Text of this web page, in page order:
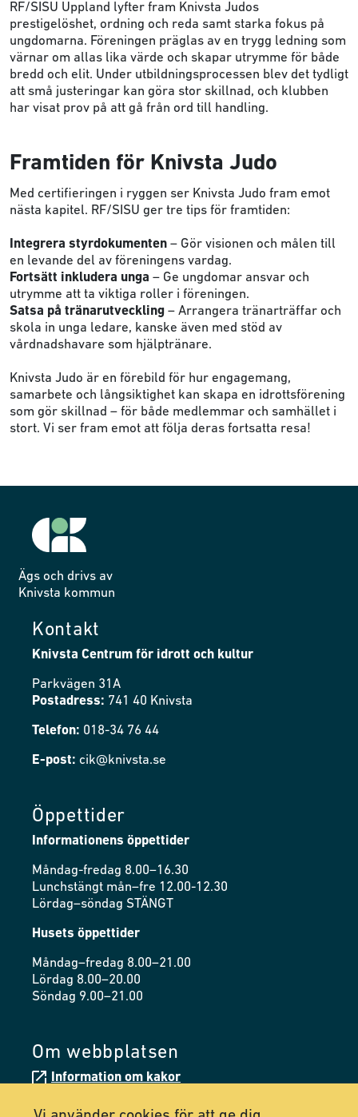
RF/SISU Uppland lyfter fram Knivsta Judos
prestigelöshet, ordning och reda samt starka fokus på
ungdomarna. Föreningen präglas av en trygg ledning som
värnar om allas lika värde och skapar utrymme för både
bredd och elit. Under utbildningsprocessen blev det tydligt
att små justeringar kan göra stor skillnad, och klubben
har visat prov på att gå från ord till handling.
Framtiden för Knivsta Judo
Med certifieringen i ryggen ser Knivsta Judo fram emot
nästa kapitel. RF/SISU ger tre tips för framtiden:
Integrera styrdokumenten – Gör visionen och målen till
en levande del av föreningens vardag.
Fortsätt inkludera unga – Ge ungdomar ansvar och
utrymme att ta viktiga roller i föreningen.
Satsa på tränarutveckling – Arrangera tränarträffar och
skola in unga ledare, kanske även med stöd av
vårdnadshavare som hjälptränare.
Knivsta Judo är en förebild för hur engagemang,
samarbete och långsiktighet kan skapa en idrottsförening
som gör skillnad – för både medlemmar och samhället i
stort. Vi ser fram emot att följa deras fortsatta resa!
Ägs och drivs av
Knivsta kommun
Kontakt
Knivsta Centrum för idrott och kultur
Parkvägen 31A
Postadress: 741 40 Knivsta
Telefon: 018-34 76 44
E-post: cik@knivsta.se
Öppettider
Informationens öppettider
Måndag-fredag 8.00–16.30
Lunchstängt mån–fre 12.00-12.30
Lördag–söndag STÄNGT
Husets öppettider
Måndag–fredag 8.00–21.00
Lördag 8.00–20.00
Söndag 9.00–21.00
Om webbplatsen
Information om kakor
Tillgänglighetsredogörelse